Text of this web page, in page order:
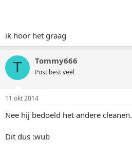
ik hoor het graag
T Tommy666
Post best veel
11 okt 2014
Nee hij bedoeld het andere cleanen.
Dit dus :wub